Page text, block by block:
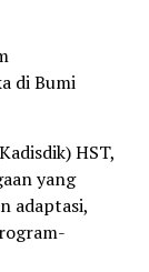
di Bumi
HST,
yang
adaptasi,